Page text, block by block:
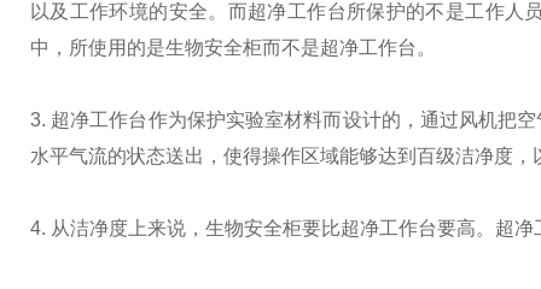
以及工作环境的安全。而超净工作台所保护的不是工作
中，所使用的是生物安全柜而不是超净工作台。
3. 超净工作台作为保护实验室材料而设计的，通过风机把
水平气流的状态送出，使得操作区域能够达到百级洁净度
4. 从洁净度上来说，生物安全柜要比超净工作台要高。超